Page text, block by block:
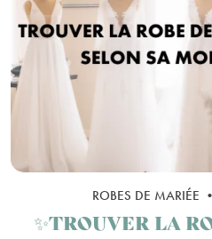
ROBES DE
✨TROUVER LA